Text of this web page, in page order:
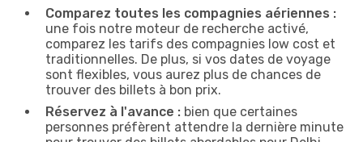
Comparez toutes les compagnies aériennes :
une fois notre moteur de recherche activé,
comparez les tarifs des compagnies low cost et
traditionnelles. De plus, si vos dates de voyage
sont flexibles, vous aurez plus de chances de
trouver des billets à bon prix.
Réservez à l'avance : bien que certaines
personnes préfèrent attendre la dernière minute